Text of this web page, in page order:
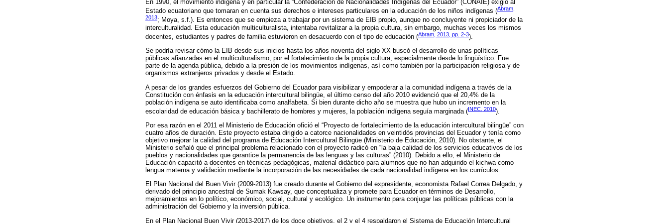
En 1990, el movimiento indígena y en particular la “Confederación de Nacionalidades Indígenas del Ecuador” (CONAIE) exigió al
Estado ecuatoriano que tomaran en cuenta sus derechos e intereses particulares en la educación de los niños indígenas (Abram,
2013; Moya, s.f.). Es entonces que se empieza a trabajar por un sistema de EIB propio, aunque no concluyente ni propiciador de la
interculturalidad. Esta educación multiculturalista, intentaba revitalizar a la propia cultura, sin embargo, muchas veces los mismos
docentes, estudiantes y padres de familia estuvieron en desacuerdo con el tipo de educación (Abram, 2013, pp. 2-3).
Se podría revisar cómo la EIB desde sus inicios hasta los años noventa del siglo XX buscó el desarrollo de unas políticas
públicas afianzadas en el multiculturalismo, por el fortalecimiento de la propia cultura, especialmente desde lo lingüístico. Fue
parte de la agenda pública, debido a la presión de los movimientos indígenas, así como también por la participación religiosa y de
organismos extranjeros privados y desde el Estado.
A pesar de los grandes esfuerzos del Gobierno del Ecuador para visibilizar y empoderar a la comunidad indígena a través de la
Constitución con énfasis en la educación intercultural bilingüe, el último censo del año 2010 evidenció que el 20,4% de la
población indígena se auto identificaba como analfabeta. Si bien durante dicho año se muestra que hubo un incremento en la
escolaridad de educación básica y bachillerato de hombres y mujeres, la población indígena seguía marginada (INEC, 2010).
Por esa razón en el 2011 el Ministerio de Educación ofició el “Proyecto de fortalecimiento de la educación intercultural bilingüe” con
cuatro años de duración. Este proyecto estaba dirigido a catorce nacionalidades en veintidós provincias del Ecuador y tenía como
objetivo mejorar la calidad del programa de Educación Intercultural Bilingüe (Ministerio de Educación, 2010). No obstante, el
Ministerio señaló que el principal problema relacionado con el proyecto radicó en “la baja calidad de los servicios educativos de los
pueblos y nacionalidades que garantice la permanencia de las lenguas y las culturas” (2010). Debido a ello, el Ministerio de
Educación capacitó a docentes en técnicas pedagógicas, material didáctico para alumnos que no han adquirido el kichwa como
lengua materna y validación mediante la incorporación de las necesidades de cada nacionalidad indígena en los currículos.
El Plan Nacional del Buen Vivir (2009-2013) fue creado durante el Gobierno del expresidente, economista Rafael Correa Delgado, y
derivado del principio ancestral de Sumak Kawsay, que conceptualiza y promete para Ecuador en términos de Desarrollo,
mejoramientos en lo político, económico, social, cultural y ecológico. Un instrumento para conjugar las políticas públicas con la
administración del Gobierno y la inversión pública.
En el Plan Nacional Buen Vivir (2013-2017) de los doce objetivos, el 2 y el 4 respaldaron el Sistema de Educación Intercultural